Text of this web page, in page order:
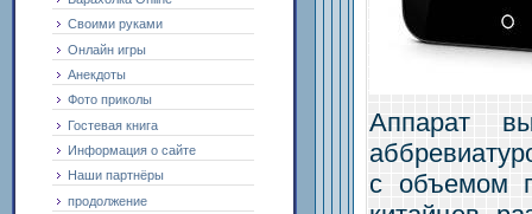
Своими руками
Онлайн игры
Анекдоты
Фото приколы
Гостевая книга
Информация о сайте
Наши партнёры
продолжение
Аппарат
с объемом